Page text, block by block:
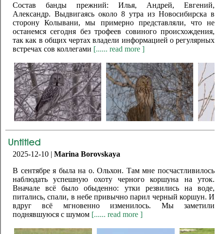
Состав банды прежний: Илья, Андрей, Евгений,
Александр. Выдвигаясь около 8 утра из Новосибирска в
сторону Колывани, мы примерно представляли, что не
останемся сегодня без трофеев совиного происхождения,
так как в общих чертах владели информацией о регулярных
встречах сов коллегами [...... read more ]
Untitled
2025-12-10 | Marina Borovskaya
В сентябре я была на о. Ольхон. Там мне посчастливилось
наблюдать успешную охоту черного коршуна на уток.
Вначале всё было обыденно: утки резвились на воде,
питались, спали, в небе привычно парил черный коршун. И
вдруг всё мгновенно изменилось. Мы заметили
поднявшуюся с шумом [...... read more ]